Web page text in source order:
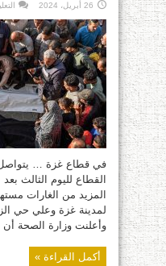
26 أبريل، 2024
في قطاع غزة … يتواصل
القطاع لليوم الثالث
المزيد من الغارات
لمدينة غزة وعلي حي
وأعلنت وزارة الصحة أن
أكمل القراءة »